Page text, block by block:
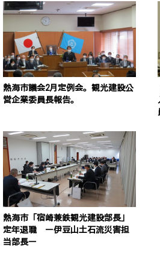
熱海市議会2月定例会。観光建設公
営企業委員長報告。
熱海市「宿崎兼鉄観光建設部長」
定年退職 ー伊豆山土石流災害担
当部長ー